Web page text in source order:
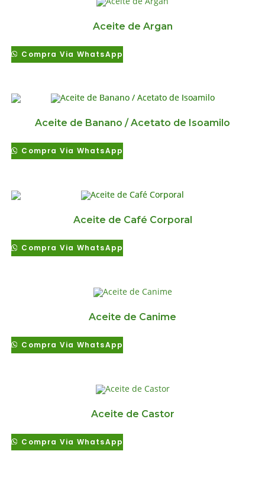
Aceite de Argan
Compra Via WhatsApp
Aceite de Banano / Acetato de Isoamilo
Compra Via WhatsApp
Aceite de Café Corporal
Compra Via WhatsApp
Aceite de Canime
Compra Via WhatsApp
Aceite de Castor
Compra Via WhatsApp